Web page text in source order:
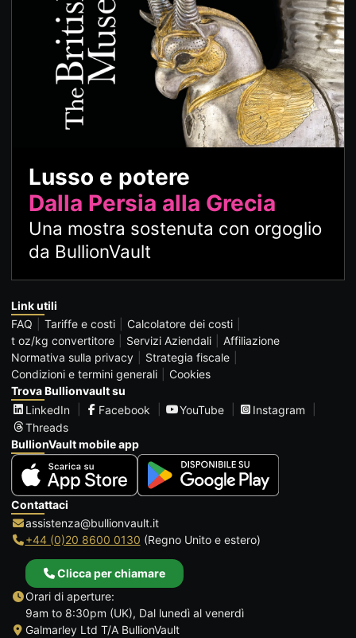
Lusso e potere
Dalla Persia alla Grecia
Una mostra sostenuta con orgoglio
da BullionVault
Link utili
FAQ
Tariffe e costi
Calcolatore dei costi
t oz/kg convertitore
Servizi Aziendali
Affiliazione
Normativa sulla privacy
Strategia fiscale
Condizioni e termini generali
Cookies
Trova Bullionvault su
LinkedIn
Facebook YouTube
Instagram
Threads
BullionVault mobile app
Contattaci
assistenza@bullionvault.it
+44 (0)20 8600 0130 (Regno Unito e estero)
Clicca per chiamare
Orari di aperture:
9am to 8:30pm (UK), Dal lunedì al venerdì
Galmarley Ltd T/A BullionVault